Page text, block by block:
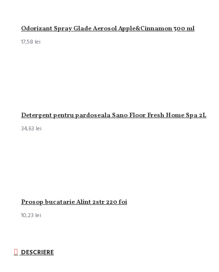
Odorizant Spray Glade Aerosol Apple&Cinnamon 300 ml
17,58 lei
Detergent pentru pardoseala Sano Floor Fresh Home Spa 2L
34,63 lei
Prosop bucatarie Alint 2str 220 foi
10,23 lei
DESCRIERE